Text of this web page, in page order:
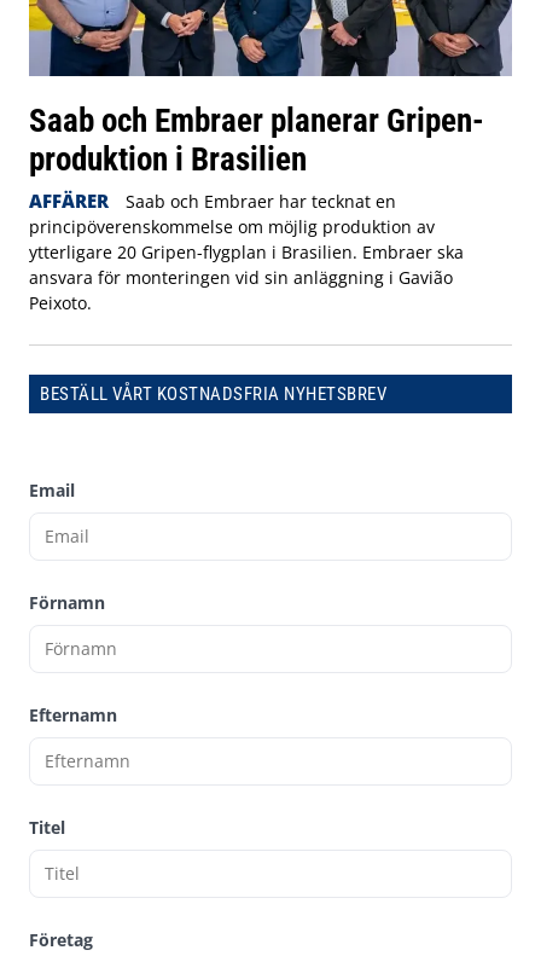
Saab och Embraer planerar Gripen-
produktion i Brasilien
AFFÄRER
Saab och Embraer har tecknat en
principöverenskommelse om möjlig produktion av
ytterligare 20 Gripen-flygplan i Brasilien. Embraer ska
ansvara för monteringen vid sin anläggning i Gavião
Peixoto.
BESTÄLL VÅRT KOSTNADSFRIA NYHETSBREV
Email
Förnamn
Efternamn
Titel
Företag